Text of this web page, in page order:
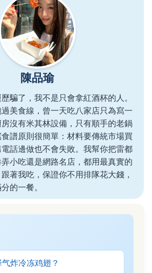
陳品瑜
騙了，我不是只會拿紅酒杯的人。
美食線，曾一天吃八家店只為寫一
沒有米其林設備，只有順手的老鍋
譜原則很簡單：材料要傳統市場買
話邊做也不會失敗。我幫你把雷都
小吃還是網路名店，都用最真實的
著我吃，保證你不用排隊花大錢，
的一餐。
炸冷冻鸡翅？